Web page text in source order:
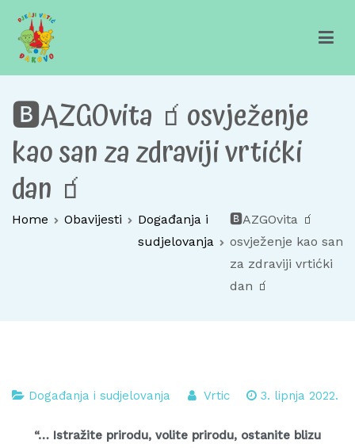
content
Dječji vrtić Đakovo
Za sretno djetinjstvo
🅱️AZGOvita 🧃osvježenje
kao san za zdraviji vrtićki
dan 🧃
Home Obavijesti
Događanja i
sudjelovanja
🅱️AZGOvita 🧃
osvježenje kao san
za zdraviji vrtićki
dan 🧃
Događanja i sudjelovanja Vrtic 3. lipnja 2022.
“… Istražite prirodu, volite prirodu, ostanite blizu